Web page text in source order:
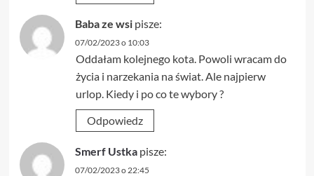
Baba ze wsi pisze:
07/02/2023 o 10:03
Oddałam kolejnego kota. Powoli wracam do
życia i narzekania na świat. Ale najpierw
urlop. Kiedy i po co te wybory ?
Odpowiedz
Smerf Ustka pisze:
07/02/2023 o 22:45